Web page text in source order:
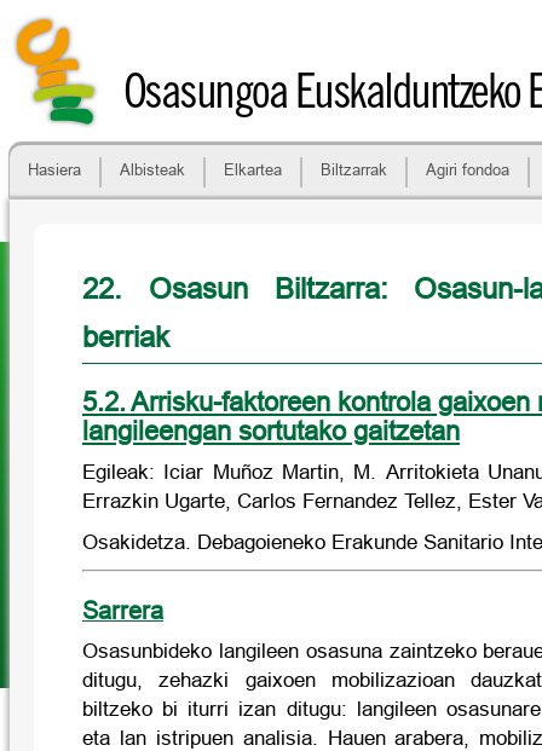
Osasungoa Euskalduntzeko
Hasiera Albisteak Elkartea Biltzarrak Agiri fondoa
22. Osasun Biltzarra: Osasun-
berriak
5.2. Arrisku-faktoreen kontrola gaixoen
langileengan sortutako gaitzetan
Egileak: Iciar Muñoz Martin, M. Arritokieta
Errazkin Ugarte, Carlos Fernandez Tellez, Ester
Osakidetza. Debagoieneko Erakunde Sanitario
Sarrera
Osasunbideko langileen osasuna zaintzeko
ditugu, zehazki gaixoen mobilizazioan
biltzeko bi iturri izan ditugu: langileen
eta lan istripuen analisia. Hauen arabera,